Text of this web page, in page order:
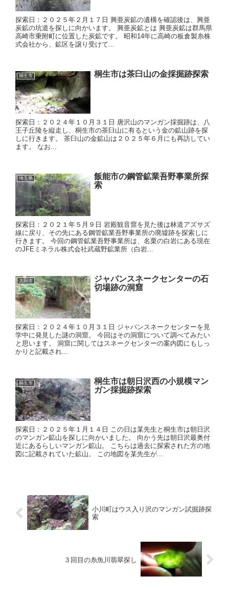
探索日：２０２５年２月１７日 興亜炭鉱の遺構を確認後は、興亜
炭鉱の坑道を探しに向かいます。 興亜炭鉱とは 興亜炭鉱は群馬県
高崎市乗附町に位置した炭鉱です。 昭和14年に高崎の板倉製糸株
式会社から、鉱区を譲り受けて...
桐生市 桐生市は茶臼山の金採掘跡探索
探索日：２０２４年１０月３１日 唐沢山のマンガン採掘跡は、八
王子丘陵を縦走し、桐生市の茶臼山に有るという金の鉱山跡を探
しに行きます。 茶臼山の金鉱山は２０２５年６月にも再訪してい
ます。 なお...
埼玉県
飯能市の鋼管鉱業吾野事業所探
索
探索日：２０２１年５月９日 岩殿観音窟を見た後は林道アズサズ
線に戻り、その先にある鋼管鉱業吾野事業所の廃墟跡を探索しに
行きます。 今回の鋼管鉱業吾野事業所は、名栗の白岩にある現在
のJFEミネラル株式会社武蔵野鉱業所（白岩...
太田市
ジャパンスネークセンターの石
切場跡の洞窟
探索日：２０２４年１０月３１日 ジャパンスネークセンターを見
学中に発見した謎の洞窟。 今回はその洞窟について調べてみたい
と思います。 洞窟に関してはスネークセンターの案内図にもしっ
かりと記載され...
桐生市
桐生市は朝日沢西の小規模マン
ガン採掘跡探索
探索日：２０２５年１月１４日 この日は某先生と桐生市は朝日沢
のマンガン鉱山を探しに向かいました。 向かう先は朝日沢最奥付
近にあるらしいマンガン鉱山。 こちらは過去に探索された方の地
図に記載されていた鉱山。 この地図を某先生が...
小川町はウス入り沢のマンガン試掘跡探
索
３回目の糸魚川翡翠探し